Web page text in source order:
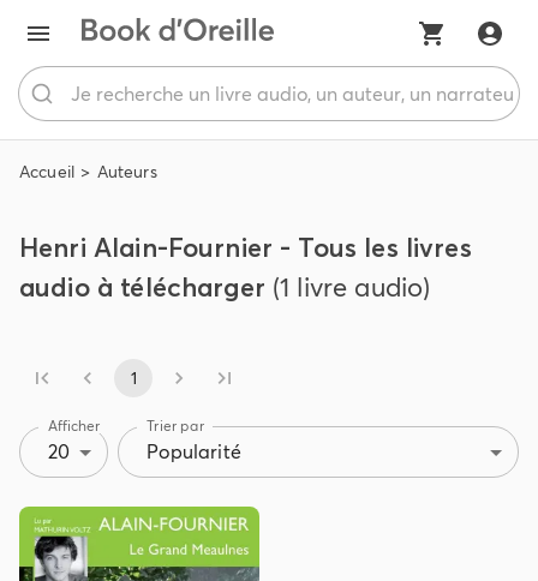
Accueil Auteurs
Henri Alain-Fournier - Tous les livres
audio à télécharger (1 livre audio)
1
Afficher
20
Trier par
Popularité